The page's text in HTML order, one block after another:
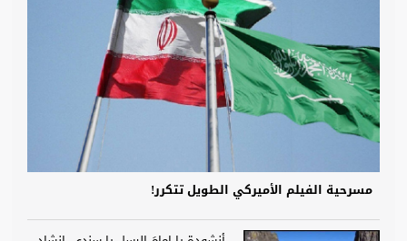
مسرحية الفيلم الأميركي الطويل تتكرر!